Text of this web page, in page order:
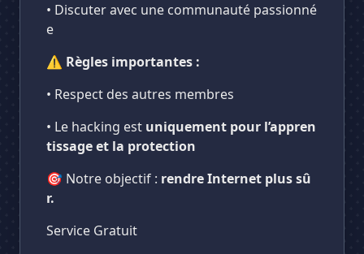
• Discuter avec une communauté passionné
e
⚠️ Règles importantes :
• Respect des autres membres
• Le hacking est uniquement pour l’appren
tissage et la protection
🎯 Notre objectif : rendre Internet plus sû
r.
Service Gratuit